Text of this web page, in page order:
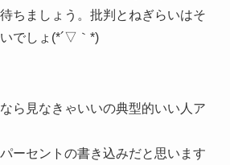
ちましょう。批判とねぎらいはそ
でしょ(*´▽｀*)
ら見なきゃいいの典型的いい人ア
ーセントの書き込みだと思います